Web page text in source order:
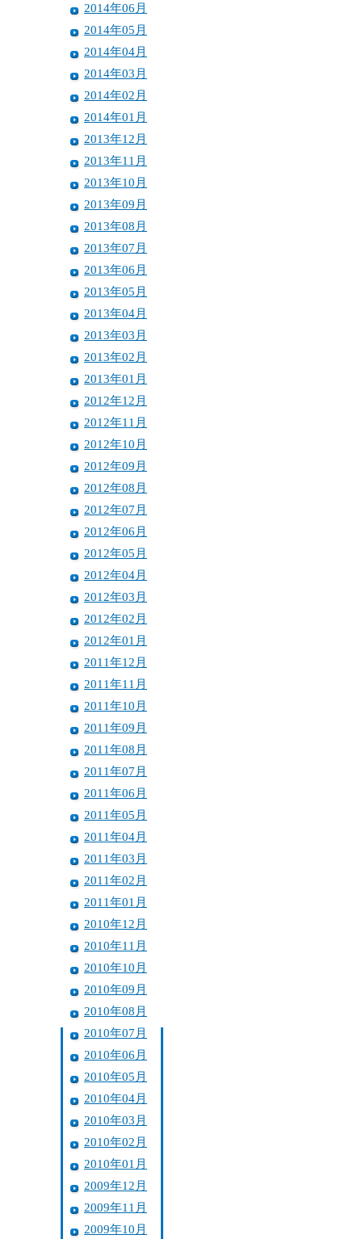
2014年06月
2014年05月
2014年04月
2014年03月
2014年02月
2014年01月
2013年12月
2013年11月
2013年10月
2013年09月
2013年08月
2013年07月
2013年06月
2013年05月
2013年04月
2013年03月
2013年02月
2013年01月
2012年12月
2012年11月
2012年10月
2012年09月
2012年08月
2012年07月
2012年06月
2012年05月
2012年04月
2012年03月
2012年02月
2012年01月
2011年12月
2011年11月
2011年10月
2011年09月
2011年08月
2011年07月
2011年06月
2011年05月
2011年04月
2011年03月
2011年02月
2011年01月
2010年12月
2010年11月
2010年10月
2010年09月
2010年08月
2010年07月
2010年06月
2010年05月
2010年04月
2010年03月
2010年02月
2010年01月
2009年12月
2009年11月
2009年10月